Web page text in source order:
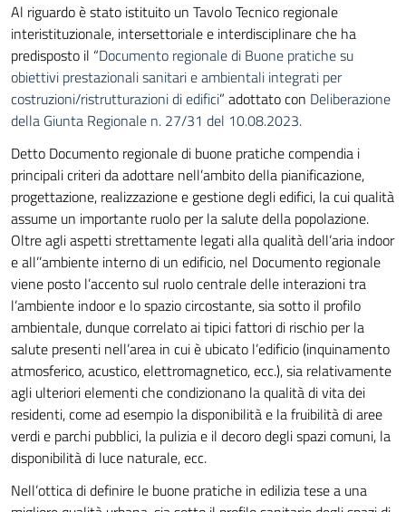
Al riguardo è stato istituito un Tavolo Tecnico regionale
interistituzionale, intersettoriale e interdisciplinare che ha
predisposto il “Documento regionale di Buone pratiche su
obiettivi prestazionali sanitari e ambientali integrati per
costruzioni/ristrutturazioni di edifici” adottato con Deliberazione
della Giunta Regionale n. 27/31 del 10.08.2023.
Detto Documento regionale di buone pratiche compendia i
principali criteri da adottare nell’ambito della pianificazione,
progettazione, realizzazione e gestione degli edifici, la cui qualità
assume un importante ruolo per la salute della popolazione.
Oltre agli aspetti strettamente legati alla qualità dell’aria indoor
e all’’ambiente interno di un edificio, nel Documento regionale
viene posto l’accento sul ruolo centrale delle interazioni tra
l’ambiente indoor e lo spazio circostante, sia sotto il profilo
ambientale, dunque correlato ai tipici fattori di rischio per la
salute presenti nell’area in cui è ubicato l’edificio (inquinamento
atmosferico, acustico, elettromagnetico, ecc.), sia relativamente
agli ulteriori elementi che condizionano la qualità di vita dei
residenti, come ad esempio la disponibilità e la fruibilità di aree
verdi e parchi pubblici, la pulizia e il decoro degli spazi comuni, la
disponibilità di luce naturale, ecc.
Nell’ottica di definire le buone pratiche in edilizia tese a una